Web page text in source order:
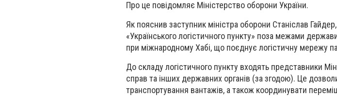
Про це повідомляє Міністерство оборони України.
Як пояснив заступник міністра оборони Станіслав
«Українського логістичного пункту» поза межами
при міжнародному Хабі, що поєднує логістичну мережу
До складу логістичного пункту входять представники
справ та інших державних органів (за згодою). Це
транспортування вантажів, а також координувати